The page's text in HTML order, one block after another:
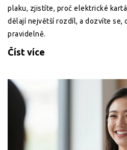
plaku, zjistíte, proč elektrické
dělají největší rozdíl, a dozvíte se,
pravidelně.
Číst více